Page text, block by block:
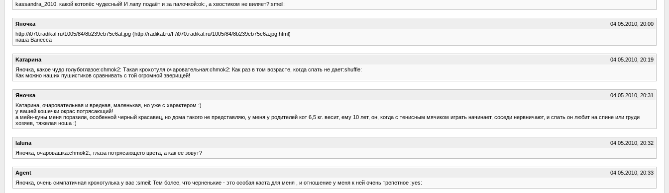
kassandra_2010, какой котопёс чудесный! И лапу подаёт и за палочкой:ok:, а хвостиком не виляет?:smeil:
Яночка
04.05.2010, 20:00
http://i070.radikal.ru/1005/84/8b239cb75c6at.jpg (http://radikal.ru/F/i070.radikal.ru/1005/84/8b239cb75c6a.jpg.html)
наша Ванесса
Kатарина
04.05.2010, 20:19
Яночка, какое чудо голубоглазое:chmok2: Такая крохотуля очаровательная:chmok2: Как раз в том возрасте, когда спать не дает:shuffle:
Как можно наших пушистиков сравнивать с той огромной зверищей!
Яночка
04.05.2010, 20:31
Kатарина, очаровательная и вредная, маленькая, но уже с характером :)
у вашей кошечки окрас потрясающий!
а мейн-куны меня поразили, особенной черный красавец, но дома такого не представляю, у меня у родителей кот 6,5 кг. весит, ему 10 лет, он, когда с тенисным мячиком играть начинает, соседи нервничают, и спать он любит на спине или груди
хозяев, тяжелая ноша :)
laluna
04.05.2010, 20:32
Яночка, очаровашка:chmok2:, глаза потрясающего цвета, а как ее зовут?
Agent
04.05.2010, 20:33
Яночка, очень симпатичная крохотулька у вас :smeil: Тем более, что черненькие - это особая каста для меня , и отношение у меня к ней очень трепетное :yes: